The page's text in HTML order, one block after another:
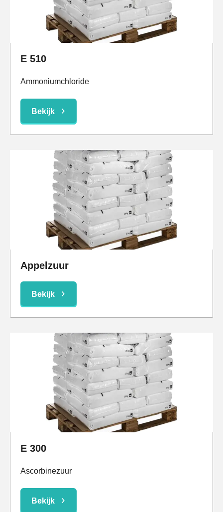
E 510
Ammoniumchloride
Bekijk
Appelzuur
Bekijk
E 300
Ascorbinezuur
Bekijk